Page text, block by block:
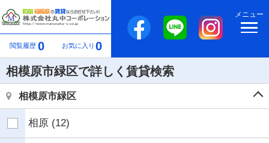
閲覧履歴 0 お気に入り 0
メニュー
相模原市緑区で詳しく賃貸検索
相模原市緑区
相原 (12)